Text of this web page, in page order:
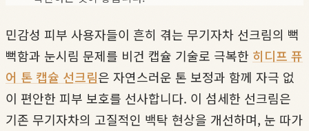
민감성 피부 사용자들이 흔히 겪는 무기자차 선크림의 뻑
뻑함과 눈시림 문제를 비건 캡슐 기술로 극복한 히디프 퓨
어 톤 캡슐 선크림은 자연스러운 톤 보정과 함께 자극 없
이 편안한 피부 보호를 선사합니다. 이 섬세한 선크림은
기존 무기자차의 고질적인 백탁 현상을 개선하며, 눈 따가